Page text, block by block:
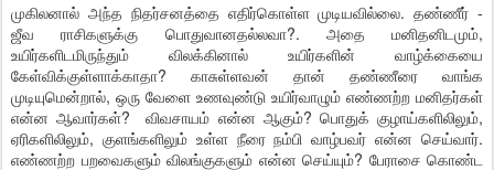
முகிலனால் அந்த நிதர்சனத்தை எதிர்கொள்ள முடியவில்லை. தண்ணீர் -
ஜீவ ராசிகளுக்கு பொதுவானதல்லவா?. அதை மனிதனிடமும்,
உயிர்களிடமிருந்தும் விலக்கினால் உயிர்களின் வாழ்க்கையை
கேள்விக்குள்ளாக்காதா? காசுள்ளவன் தான் தண்ணீரை வாங்க
முடியுமென்றால், ஒரு வேளை உணவுண்டு உயிர்வாழும் எண்ணற்ற மனிதர்கள்
என்ன ஆவார்கள்? விவசாயம் என்ன ஆகும்? பொதுக் குழாய்களிலிலும்,
ஏரிகளிலிலும், குளங்களிலும் உள்ள நீரை நம்பி வாழ்பவர் என்ன செய்வார்.
எண்ணற்ற பறவைகளும் விலங்குகளும் என்ன செய்யும்? பேராசை கொண்ட